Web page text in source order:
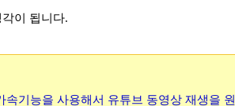
이 됩니다.
기능을 사용해서 유튜브 동영상 재생을